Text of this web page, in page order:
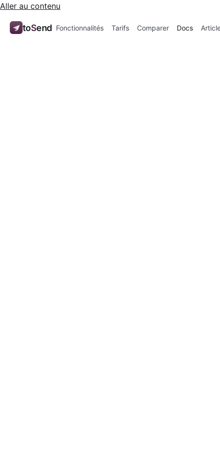
Aller au contenu
toSend Fonctionnalités Tarifs Comparer Docs